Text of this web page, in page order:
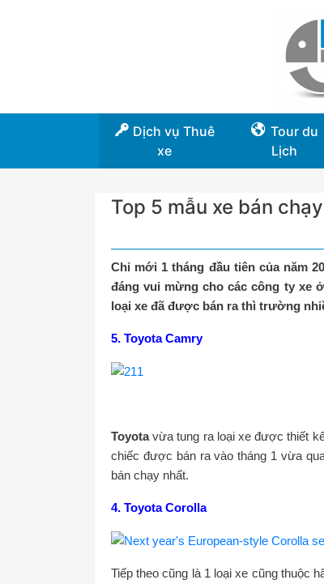
Dịch vụ Thuê
xe
Tour du
Lịch
Top 5 mẫu xe bán
Chỉ mới 1 tháng đầu tiên của năm
đáng vui mừng cho các công ty xe
loại xe đã được bán ra thì trường
5. Toyota Camry
Toyotavừa tung ra loại xe được thiết
chiếc được bán ra vào tháng 1 vừa
bán chạy nhất.
4. Toyota Corolla
Tiếp theo cũng là 1 loại xe cũng thuộc